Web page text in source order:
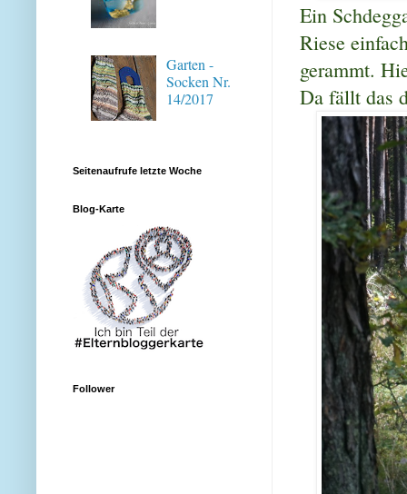
Ein
Riese
gerammt.
Da fällt das
Garten -
Socken Nr.
14/2017
Seitenaufrufe letzte Woche
Blog-Karte
Follower